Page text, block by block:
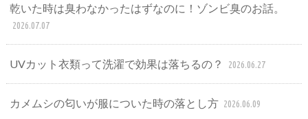
乾いた時は臭わなかったはずなのに！ゾンビ臭のお話。
2026.07.07
UVカット衣類って洗濯で効果は落ちるの？ 2026.06.27
カメムシの匂いが服についた時の落とし方 2026.06.09